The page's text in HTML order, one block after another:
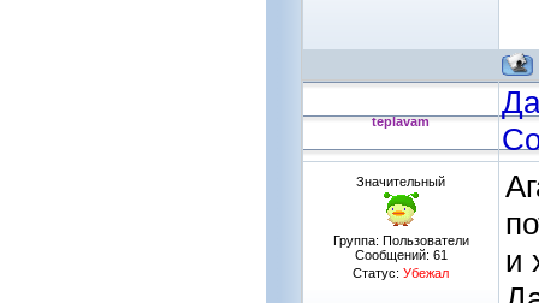
teplavam
Значительный
Группа: Пользователи
Сообщений: 61
Статус: Убежал
и